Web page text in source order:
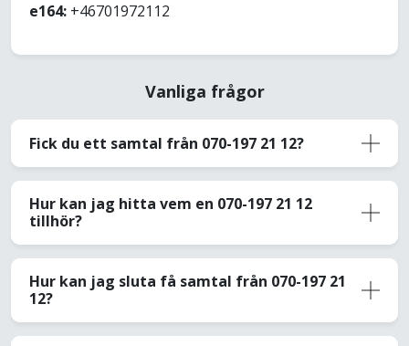
e164: +46701972112
Vanliga frågor
Fick du ett samtal från 070-197 21 12?
Hur kan jag hitta vem en 070-197 21 12
tillhör?
Hur kan jag sluta få samtal från 070-197 21
12?